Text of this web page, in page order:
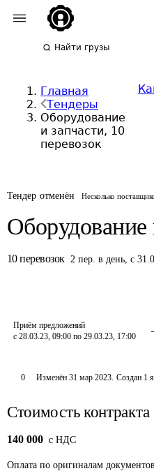
Найти грузы
Главная
Тендеры
Оборудование
и запчасти, 10
перевозок
Тендер отменён Несколько
Оборудование
10 перевозок 2 пер. в день, с
Приём предложений
с 28.03.23, 09:00 по 29.03.23, 17:00
0 Изменён 31 мар 2023. Создан 1
Стоимость контракта
140 000 c НДС
Оплата по оригиналам